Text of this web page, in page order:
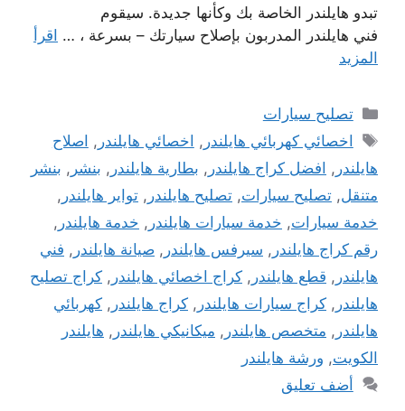
تبدو هايلندر الخاصة بك وكأنها جديدة. سيقوم
فني هايلندر المدربون بإصلاح سيارتك – بسرعة ، … اقرأ
المزيد
التصنيفات
تصليح سيارات
الوسوم
اخصائي كهربائي هايلندر , اخصائي هايلندر , اصلاح
هايلندر , افضل كراج هايلندر , بطارية هايلندر , بنشر , بنشر
متنقل, تصليح سيارات, تصليح هايلندر , تواير هايلندر ,
خدمة سيارات, خدمة سيارات هايلندر , خدمة هايلندر ,
رقم كراج هايلندر , سيرفس هايلندر , صيانة هايلندر , فني
هايلندر , قطع هايلندر , كراج اخصائي هايلندر , كراج تصليح
هايلندر , كراج سيارات هايلندر , كراج هايلندر , كهربائي
هايلندر , متخصص هايلندر , ميكانيكي هايلندر , هايلندر
الكويت, ورشة هايلندر
أضف تعليق